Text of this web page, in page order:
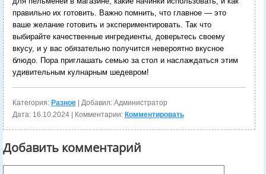
правильно их готовить. Важно помнить, что главное — это
ваше желание готовить и экспериментировать. Так что
выбирайте качественные ингредиенты, доверьтесь своему
вкусу, и у вас обязательно получится невероятно вкусное
блюдо. Пора приглашать семью за стол и наслаждаться этим
удивительным кулнарным шедевром!
Категория: Разное| Добавил: Администратор
Дата: 16.10.2024| Комментарии: Комментировать
Добавить комментарий